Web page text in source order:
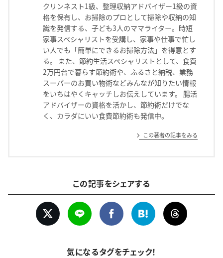
クリンネスト1級、整理収納アドバイザー1級の資
格を保有し、お掃除のプロとして掃除や収納の知
識を発信する、子ども3人のママライター。時短
家事スペシャリストを受講し、家事や仕事で忙し
い人でも「簡単にできるお掃除方法」を得意とす
る。 また、節約生活スペシャリストとして、食費
2万円台で暮らす節約術や、ふるさと納税、業務
スーパーのお買い物術などみんなが知りたい情報
をいちはやくキャッチしお伝えしています。 腸活
アドバイザーの資格を活かし、節約術だけでな
く、カラダにいい食費節約術も発信中。
この著者の記事をみる
この記事をシェアする
気になるタグをチェック！